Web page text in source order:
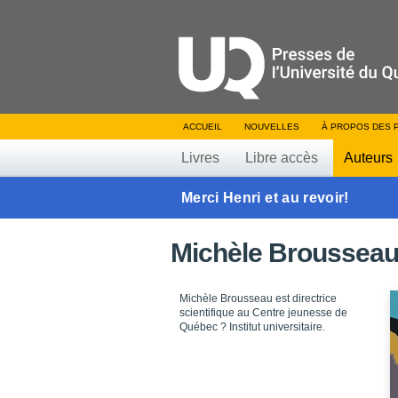
ACCUEIL NOUVELLES À PROPOS DES
Livres Libre accès Auteurs
Merci Henri et au revoir!
Michèle Brousseau
Michèle Brousseau est directrice
scientifique au Centre jeunesse de
Québec ? Institut universitaire.